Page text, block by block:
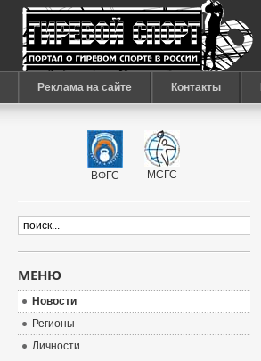
Реклама на сайте Контакты
ВФГС МСГС
МЕНЮ
Новости
Регионы
Личности